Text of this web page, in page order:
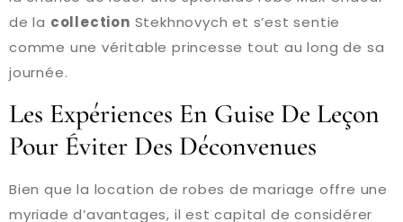
de la collection Stekhnovych et s’est sentie
comme une véritable princesse tout au long de sa
journée.
Les Expériences En Guise De Leçon
Pour Éviter Des Déconvenues
Bien que la location de robes de mariage offre une
myriade d’avantages, il est capital de considérer